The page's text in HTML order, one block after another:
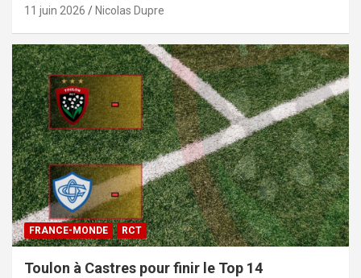
11 juin 2026 Nicolas Dupre
FRANCE-MONDE RCT
Toulon à Castres pour finir le Top 14